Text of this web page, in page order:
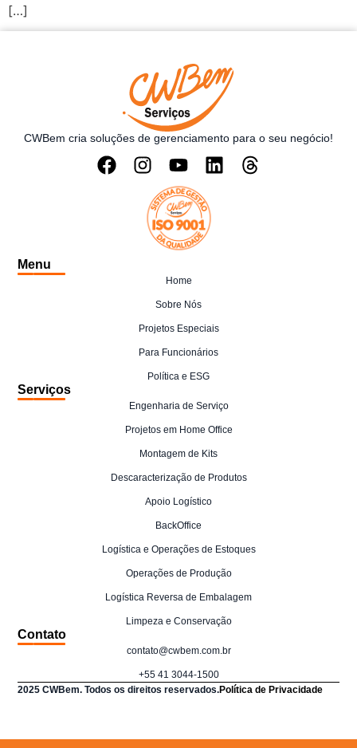
[…]
CWBem cria soluções de gerenciamento para o seu negócio!
Menu
Home
Sobre Nós
Projetos Especiais
Para Funcionários
Política e ESG
Serviços
Engenharia de Serviço
Projetos em Home Office
Montagem de Kits
Descaracterização de Produtos
Apoio Logístico
BackOffice
Logística e Operações de Estoques
Operações de Produção
Logística Reversa de Embalagem
Limpeza e Conservação
Contato
contato@cwbem.com.br
+55 41 3044-1500
2025 CWBem. Todos os direitos reservados.Política de Privacidade